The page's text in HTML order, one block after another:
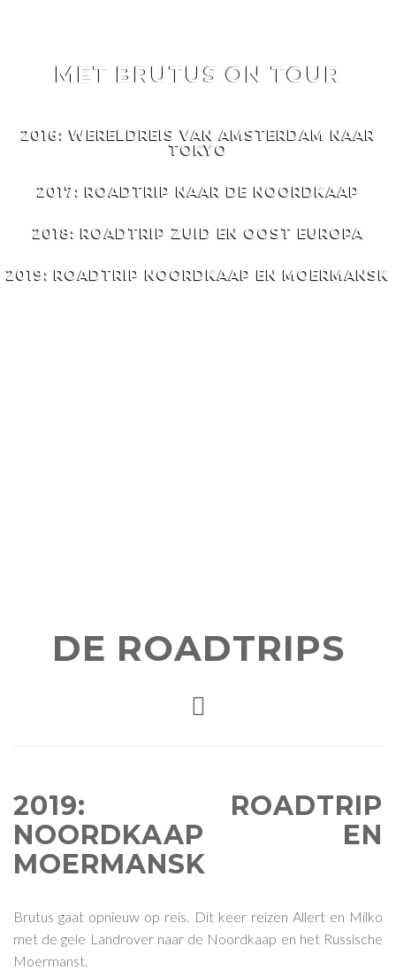
MET BRUTUS ON TOUR
2016: WERELDREIS VAN AMSTERDAM NAAR
TOKYO
2017: ROADTRIP NAAR DE NOORDKAAP
2018: ROADTRIP ZUID EN OOST EUROPA
2019: ROADTRIP NOORDKAAP EN MOERMANSK
DE ROADTRIPS
2019: ROADTRIP
NOORDKAAP EN
MOERMANSK
Brutus gaat opnieuw op reis. Dit keer reizen Allert en Milko
met de gele Landrover naar de Noordkaap en het Russische
Moermanst.